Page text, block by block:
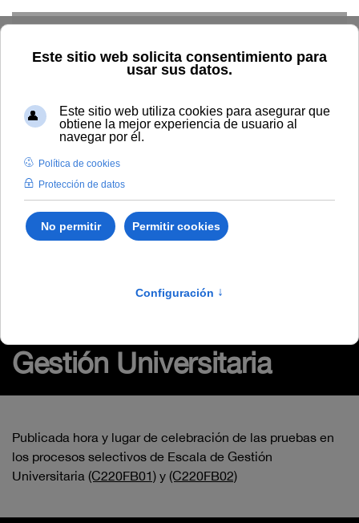
Inicio Tablón de anuncios de RRHH
Publicada hora y lugar
de celebración de las pruebas en los procesos selectivos de
Publicada hora y lugar de
pruebas en los procesos
Gestión Universitaria
Publicada hora y lugar de celebración de las pruebas en
los procesos selectivos de Escala de Gestión
Universitaria (C220FB01) y (C220FB02)